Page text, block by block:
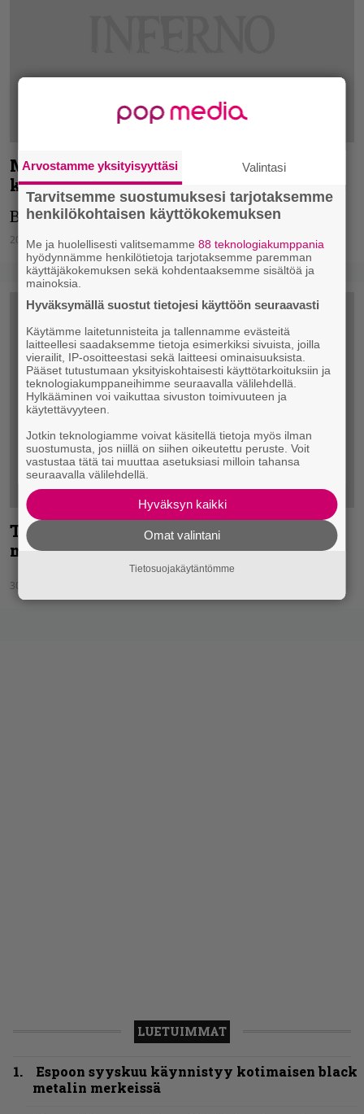
Meri-ilmaa ja myrskytuulta – katso
kuvagalleria Barren Earthin keikalta!
Barren Earth – Nosturi, Helsinki, 2.4.2015
20.04.2015
Tässä olisi uusi Barren Earth -
musiikkivideo
30.03.2015
LUETUIMMAT
Espoon syyskuu käynnistyy kotimaisen black
metalin merkeissä
Arvostamme yksityisyyttäsi Valintasi
Tarvitsemme suostumuksesi tarjotaksemme
henkilökohtaisen käyttökokemuksen
Me ja huolellisesti valitsemamme88 teknologiakumppania
hyödynnämme henkilötietoja tarjotaksemme paremman
käyttäjäkokemuksen sekä kohdentaaksemme sisältöä ja
mainoksia.
Hyväksymällä suostut tietojesi käyttöön seuraavasti
Käytämme laitetunnisteita ja tallennamme evästeitä
laitteellesi saadaksemme tietoja esimerkiksi sivuista, joilla
vierailit, IP-osoitteestasi sekä laitteesi ominaisuuksista.
Pääset tutustumaan yksityiskohtaisesti käyttötarkoituksiin ja
teknologiakumppaneihimme seuraavalla välilehdellä.
Hylkääminen voi vaikuttaa sivuston toimivuuteen ja
käytettävyyteen.
Jotkin teknologiamme voivat käsitellä tietoja myös ilman
suostumusta, jos niillä on siihen oikeutettu peruste. Voit
vastustaa tätä tai muuttaa asetuksiasi milloin tahansa
seuraavalla välilehdellä.
Hyväksyn kaikki
Omat valintani
Tietosuojakäytäntömme